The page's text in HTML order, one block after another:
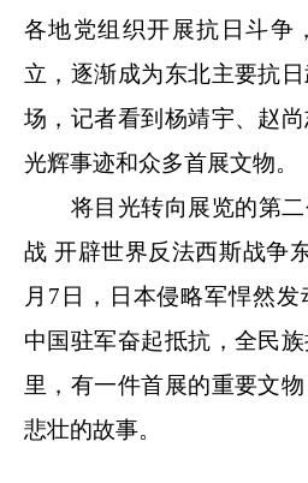
各地党组织开展抗日斗争
立，逐渐成为东北主要抗
场，记者看到杨靖宇、赵
光辉事迹和众多首展文物。
将目光转向展览的第
战 开辟世界反法西斯战争
月7日，日本侵略军悍然
中国驻军奋起抵抗，全民
里，有一件首展的重要文
悲壮的故事。